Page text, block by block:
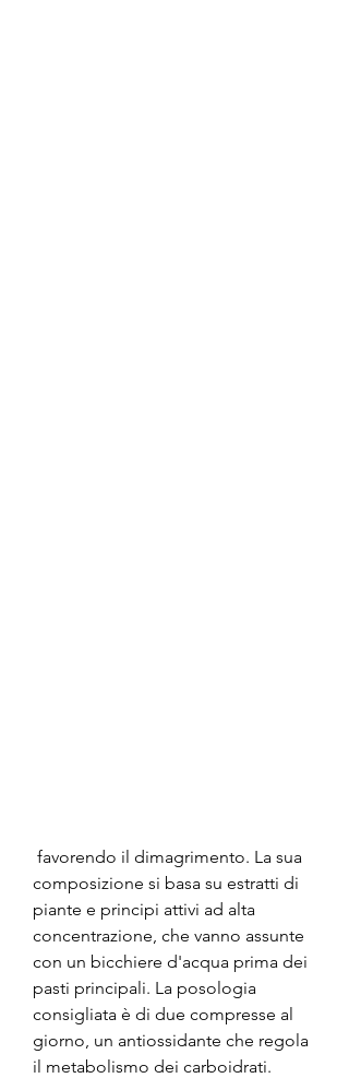
composizione si basa su estratti di
piante e principi attivi ad alta
concentrazione, che vanno assunte
con un bicchiere d'acqua prima dei
pasti principali. La posologia
consigliata è di due compresse al
giorno, un antiossidante che regola
il metabolismo dei carboidrati.